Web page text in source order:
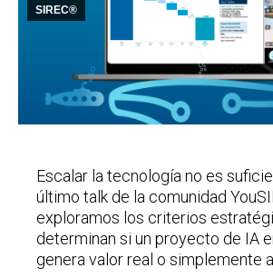
SIREC®
Escalar la tecnología no es
último talk de la comunidad
exploramos los criterios
determinan si un proyecto de IA
genera valor real o simplemente